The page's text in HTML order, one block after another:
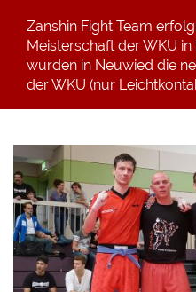
Zanshin Fight Team
Meisterschaft der WKU in
wurden in Neuwied die
der WKU (nur